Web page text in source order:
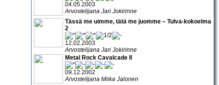
04.05.2003
Arvostelijana Jari Jokirinne
Tässä me uimme, tätä me juomme – Tulva-kokoelma
2
12.02.2003
Arvostelijana Jari Jokirinne
Metal Rock Cavalcade II
09.12.2002
Arvostelijana Miika Jalonen